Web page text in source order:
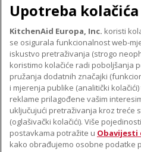
O TVRTKI KITCHENAID
Robna marka
Povijest
ODR
PODRŠKA
Pronađi trgovinu
Jamstvo i dokumenti
PRATITE NAS
Upotreba kolačića
KitchenAid Europa, Inc. koristi
se osigurala funkcionalnost web-
iskustvo pretraživanja (strogo
koristimo kolačiće radi poboljšanja
pružanja dodatnih značajki
i mjerenja publike (analitički
reklame prilagođene vašim
uključujući pretraživanja kroz treće
(oglašivački kolačići). Više
postavkama potražite u Obavijesti
kako obrađujemo osobne podatke